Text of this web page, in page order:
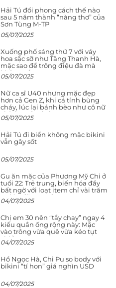
Hải Tú đổi phong cách thế nào
sau 5 năm thành “nàng thơ” của
Sơn Tùng M-TP
05/07/2025
Xuống phố sáng thứ 7 với váy
hoa sặc sỡ như Tăng Thanh Hà,
mặc sao để trông điệu đà mà
không sến
05/07/2025
Nữ ca sĩ U40 nhưng mặc đẹp
hơn cả Gen Z, khi cá tính bùng
cháy, lúc lại bánh bèo như cô nữ
chính ngôn tình
05/07/2025
Hải Tú đi biển không mặc bikini
vẫn gây sốt
05/07/2025
Gu ăn mặc của Phương Mỹ Chi ở
tuổi 22: Trẻ trung, biến hóa đầy
bất ngờ với loạt item chỉ vài trăm
nghìn đã mua được
04/07/2025
Chị em 30 nên “tẩy chay” ngay 4
kiểu quần ống rộng này: Mặc
vào trông vừa quê vừa kéo tụt
chiều cao
04/07/2025
Hồ Ngọc Hà, Chi Pu so body với
bikini “tí hon” giá nghìn USD
04/07/2025